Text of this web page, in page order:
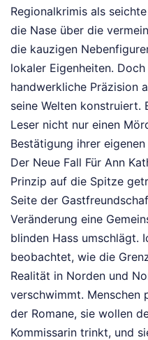
Regionalkrimis als
die Nase über die
die kauzigen
lokaler Eigenheiten.
handwerkliche Präzision
seine Welten konstruiert.
Leser nicht nur einen
Bestätigung ihrer
Der Neue Fall Für Ann
Prinzip auf die Spitze
Seite der
Veränderung eine
blinden Hass umschlägt.
beobachtet, wie die
Realität in Norden und
verschwimmt. Menschen
der Romane, sie wollen
Kommissarin trinkt, und